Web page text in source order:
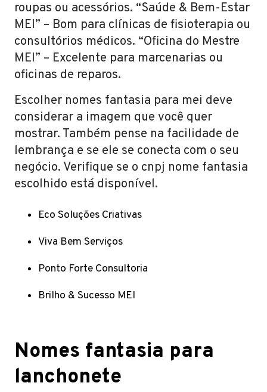
roupas ou acessórios. “Saúde & Bem-Estar
MEI” – Bom para clínicas de fisioterapia ou
consultórios médicos. “Oficina do Mestre
MEI” – Excelente para marcenarias ou
oficinas de reparos.
Escolher nomes fantasia para mei deve
considerar a imagem que você quer
mostrar. Também pense na facilidade de
lembrança e se ele se conecta com o seu
negócio. Verifique se o cnpj nome fantasia
escolhido está disponível.
Eco Soluções Criativas
Viva Bem Serviços
Ponto Forte Consultoria
Brilho & Sucesso MEI
Nomes fantasia para
lanchonete